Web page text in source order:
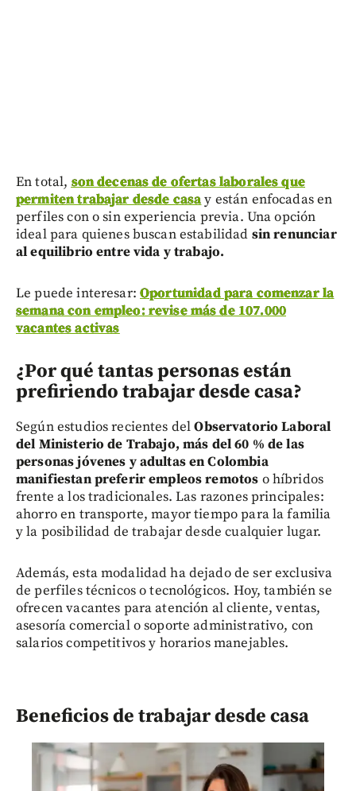
En total, son decenas de ofertas laborales que
permiten trabajar desde casay están enfocadas en
perfiles con o sin experiencia previa. Una opción
ideal para quienes buscan estabilidad sin renunciar
al equilibrio entre vida y trabajo.
Le puede interesar: Oportunidad para comenzar la
semana con empleo: revise más de 107.000
vacantes activas
¿Por qué tantas personas están
prefiriendo trabajar desde casa?
Según estudios recientes delObservatorio Laboral
del Ministerio de Trabajo, más del 60 % de las
personas jóvenes y adultas en Colombia
manifiestan preferir empleos remotos o híbridos
frente a los tradicionales. Las razones principales:
ahorro en transporte, mayor tiempo para la familia
y la posibilidad de trabajar desde cualquier lugar.
Además, esta modalidad ha dejado de ser exclusiva
de perfiles técnicos o tecnológicos. Hoy, también se
ofrecen vacantes para atención al cliente, ventas,
asesoría comercial o soporte administrativo, con
salarios competitivos y horarios manejables.
Beneficios de trabajar desde casa